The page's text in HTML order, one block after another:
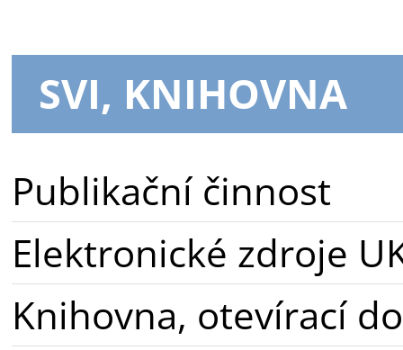
SVI, KNIHOVNA
Publikační činnost
Elektronické zdroje
Knihovna, otevírací